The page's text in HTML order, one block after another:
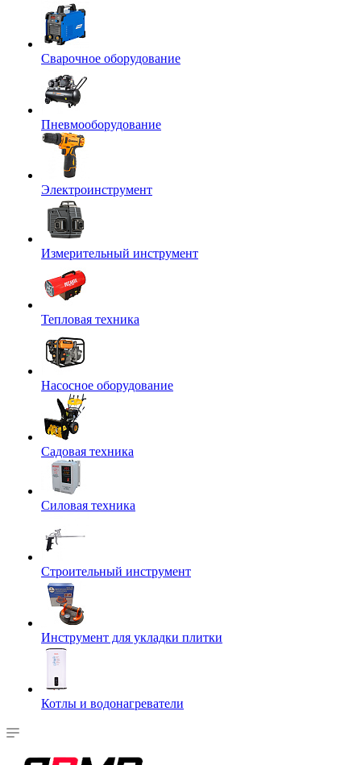
Сварочное оборудование
Пневмооборудование
Электроинструмент
Измерительный инструмент
Тепловая техника
Насосное оборудование
Садовая техника
Силовая техника
Строительный инструмент
Инструмент для укладки плитки
Котлы и водонагреватели